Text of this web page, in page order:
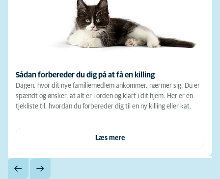
Sådan forbereder du dig på at få en killing
Dagen, hvor dit nye familiemedlem ankommer, nærmer sig. Du er
spændt og ønsker, at alt er i orden og klart i dit hjem. Her er en
tjekliste til, hvordan du forbereder dig til en ny killing eller kat.
Læs mere